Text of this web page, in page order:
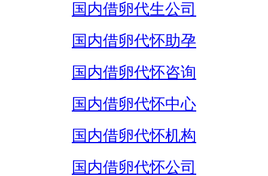
国内借卵代生公司
国内借卵代怀助孕
国内借卵代怀咨询
国内借卵代怀中心
国内借卵代怀机构
国内借卵代怀公司